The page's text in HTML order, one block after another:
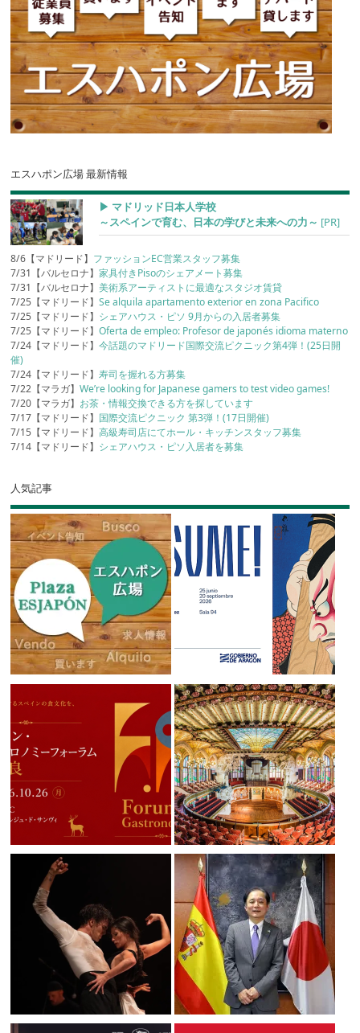
エスハポン広場 最新情報
▶︎ マドリッド日本人学校
～スペインで育む、日本の学びと未来への力～ [PR]
8/6【マドリード】 ファッションEC営業スタッフ募集
7/31【バルセロナ】家具付きPisoのシェアメート募集
7/31【バルセロナ】美術系アーティストに最適なスタジオ賃貸
7/25【マドリード】Se alquila apartamento exterior en zona Pacifico
7/25【マドリード】 シェアハウス・ピソ 9月からの入居者募集
7/25【マドリード】Oferta de empleo: Profesor de japonés idioma materno
7/24【マドリード】今話題のマドリード国際交流ピクニック第4弾！(25日開
催)
7/24【マドリード】寿司を握れる方募集
7/22【マラガ】We’re looking for Japanese gamers to test video games!
7/20【マラガ】 お茶・情報交換できる方を探しています
7/17【マドリード】 国際交流ピクニック 第3弾！(17日開催)
7/15【マドリード】高級寿司店にてホール・キッチンスタッフ募集
7/14【マドリード】 シェアハウス・ピソ入居者を募集
人気記事